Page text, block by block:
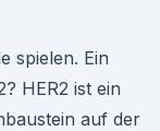
spielen. Ein
HER2 ist ein
auf der